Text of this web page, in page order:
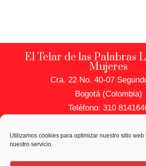
Utilizamos cookies para optimizar nuestro sitio
nuestro servicio.
El Telar de las Palabras
Mujeres
Cra. 22 No. 40-07
Bogotá (Colombia)
Teléfono: 310
Política de Uso de
Política de Cookies